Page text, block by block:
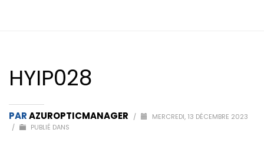
HYIP028
PARAZUROPTICMANAGER /
MERCREDI, 13 DÉCEMBRE 2023
/
PUBLIÉ DANS